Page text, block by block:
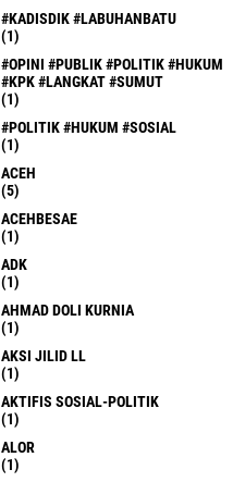
#KADISDIK #LABUHANBATU
(1)
#OPINI #PUBLIK #POLITIK #HUKUM
#KPK #LANGKAT #SUMUT
(1)
#POLITIK #HUKUM #SOSIAL
(1)
ACEH
(5)
ACEHBESAE
(1)
ADK
(1)
AHMAD DOLI KURNIA
(1)
AKSI JILID LL
(1)
AKTIFIS SOSIAL-POLITIK
(1)
ALOR
(1)